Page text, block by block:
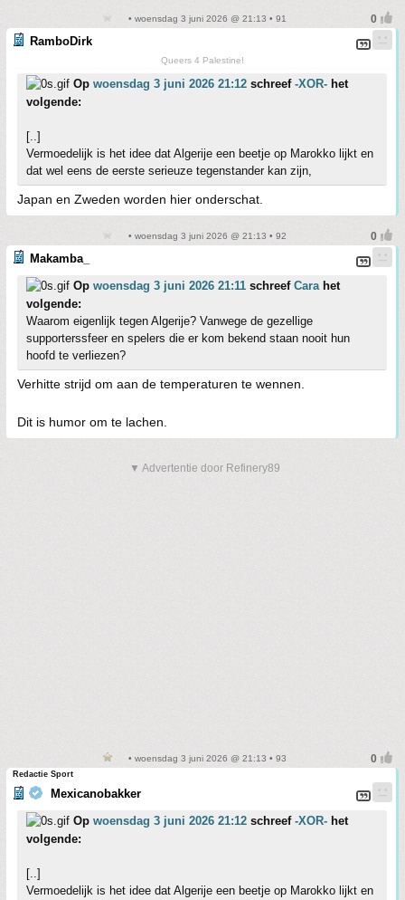
• woensdag 3 juni 2026 @ 21:13 • 91
RamboDirk
Queers 4 Palestine!
Op woensdag 3 juni 2026 21:12 schreef -XOR- het
volgende:
[..]
Vermoedelijk is het idee dat Algerije een beetje op Marokko lijkt en
dat wel eens de eerste serieuze tegenstander kan zijn,
Japan en Zweden worden hier onderschat.
• woensdag 3 juni 2026 @ 21:13 • 92
Makamba_
Op woensdag 3 juni 2026 21:11 schreef Carahet
volgende:
Waarom eigenlijk tegen Algerije? Vanwege de gezellige
supporterssfeer en spelers die er kom bekend staan nooit hun
hoofd te verliezen?
Verhitte strijd om aan de temperaturen te wennen.
Dit is humor om te lachen.
▼ Advertentie door Refinery89
• woensdag 3 juni 2026 @ 21:13 • 93
Redactie Sport
Mexicanobakker
Op woensdag 3 juni 2026 21:12 schreef -XOR- het
volgende:
[..]
Vermoedelijk is het idee dat Algerije een beetje op Marokko lijkt en